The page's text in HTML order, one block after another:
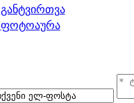
განტვირთვა
ფოტოაურა